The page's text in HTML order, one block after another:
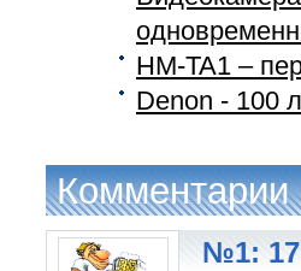
HM-TA1 –
Denon - 100
Комментарии
№1: 17